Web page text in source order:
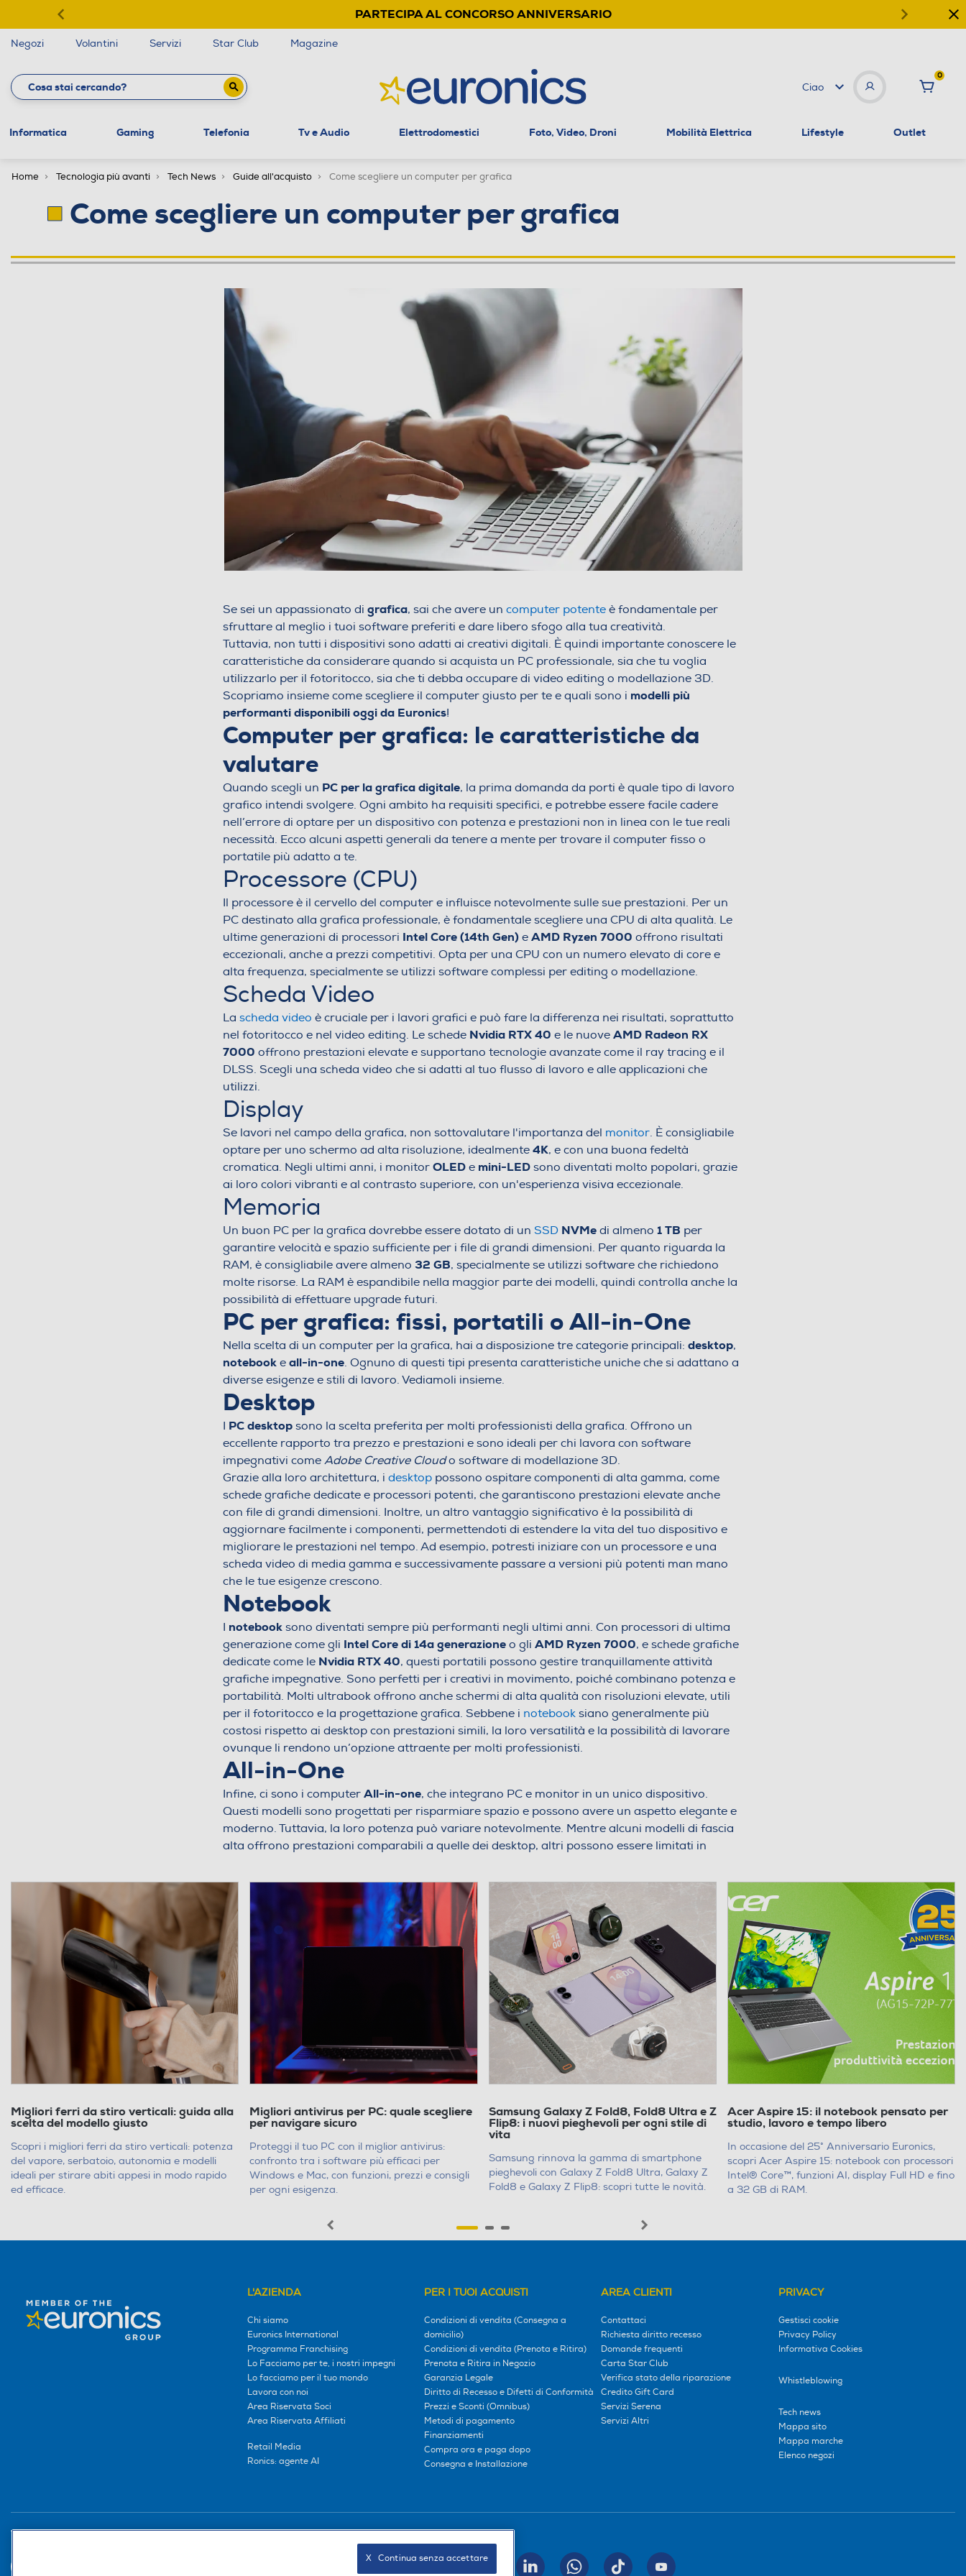
PARTECIPA AL CONCORSO ANNIVERSARIO
Negozi Volantini Servizi Star Club Magazine
Ciao
0
Informatica Gaming Telefonia Tv e Audio Elettrodomestici Foto, Video, Droni Mobilità Elettrica Lifestyle Outlet
Home Tecnologia più avanti Tech News Guide all'acquisto Come scegliere un computer per grafica
Come scegliere un computer per grafica
Se sei un appassionato di grafica, sai che avere un computer potenteè fondamentale per
sfruttare al meglio i tuoi software preferiti e dare libero sfogo alla tua creatività.
Tuttavia, non tutti i dispositivi sono adatti ai creativi digitali. È quindi importante conoscere le
caratteristiche da considerare quando si acquista un PC professionale, sia che tu voglia
utilizzarlo per il fotoritocco, sia che ti debba occupare di video editing o modellazione 3D.
Scopriamo insieme come scegliere il computer giusto per te e quali sono i modelli più
performanti disponibili oggi da Euronics!
Computer per grafica: le caratteristiche da
valutare
Quando scegli un PC per la grafica digitale, la prima domanda da porti è quale tipo di lavoro
grafico intendi svolgere. Ogni ambito ha requisiti specifici, e potrebbe essere facile cadere
nell’errore di optare per un dispositivo con potenza e prestazioni non in linea con le tue reali
necessità. Ecco alcuni aspetti generali da tenere a mente per trovare il computer fisso o
portatile più adatto a te.
Processore (CPU)
Il processore è il cervello del computer e influisce notevolmente sulle sue prestazioni. Per un
PC destinato alla grafica professionale, è fondamentale scegliere una CPU di alta qualità. Le
ultime generazioni di processori Intel Core (14th Gen)e AMD Ryzen 7000 offrono risultati
eccezionali, anche a prezzi competitivi. Opta per una CPU con un numero elevato di core e
alta frequenza, specialmente se utilizzi software complessi per editing o modellazione.
Scheda Video
La scheda video è cruciale per i lavori grafici e può fare la differenza nei risultati, soprattutto
nel fotoritocco e nel video editing. Le schede Nvidia RTX 40 e le nuove AMD Radeon RX
7000 offrono prestazioni elevate e supportano tecnologie avanzate come il ray tracing e il
DLSS. Scegli una scheda video che si adatti al tuo flusso di lavoro e alle applicazioni che
utilizzi.
Display
Se lavori nel campo della grafica, non sottovalutare l'importanza del monitor. È consigliabile
optare per uno schermo ad alta risoluzione, idealmente 4K, e con una buona fedeltà
cromatica. Negli ultimi anni, i monitor OLEDe mini-LEDsono diventati molto popolari, grazie
ai loro colori vibranti e al contrasto superiore, con un'esperienza visiva eccezionale.
Memoria
Un buon PC per la grafica dovrebbe essere dotato di un SSDNVMedi almeno 1 TB per
garantire velocità e spazio sufficiente per i file di grandi dimensioni. Per quanto riguarda la
RAM, è consigliabile avere almeno 32 GB, specialmente se utilizzi software che richiedono
molte risorse. La RAM è espandibile nella maggior parte dei modelli, quindi controlla anche la
possibilità di effettuare upgrade futuri.
PC per grafica: fissi, portatili o All-in-One
Nella scelta di un computer per la grafica, hai a disposizione tre categorie principali: desktop,
notebooke all-in-one. Ognuno di questi tipi presenta caratteristiche uniche che si adattano a
diverse esigenze e stili di lavoro. Vediamoli insieme.
Desktop
I PC desktopsono la scelta preferita per molti professionisti della grafica. Offrono un
eccellente rapporto tra prezzo e prestazioni e sono ideali per chi lavora con software
impegnativi come Adobe Creative Cloudo software di modellazione 3D.
Grazie alla loro architettura, i desktoppossono ospitare componenti di alta gamma, come
schede grafiche dedicate e processori potenti, che garantiscono prestazioni elevate anche
con file di grandi dimensioni. Inoltre, un altro vantaggio significativo è la possibilità di
aggiornare facilmente i componenti, permettendoti di estendere la vita del tuo dispositivo e
migliorare le prestazioni nel tempo. Ad esempio, potresti iniziare con un processore e una
scheda video di media gamma e successivamente passare a versioni più potenti man mano
che le tue esigenze crescono.
Notebook
I notebooksono diventati sempre più performanti negli ultimi anni. Con processori di ultima
generazione come gli Intel Core di 14a generazioneo gli AMD Ryzen 7000, e schede grafiche
dedicate come le Nvidia RTX 40, questi portatili possono gestire tranquillamente attività
grafiche impegnative. Sono perfetti per i creativi in movimento, poiché combinano potenza e
portabilità. Molti ultrabook offrono anche schermi di alta qualità con risoluzioni elevate, utili
per il fotoritocco e la progettazione grafica. Sebbene i notebooksiano generalmente più
costosi rispetto ai desktop con prestazioni simili, la loro versatilità e la possibilità di lavorare
ovunque li rendono un’opzione attraente per molti professionisti.
All-in-One
Infine, ci sono i computer All-in-one, che integrano PC e monitor in un unico dispositivo.
Questi modelli sono progettati per risparmiare spazio e possono avere un aspetto elegante e
moderno. Tuttavia, la loro potenza può variare notevolmente. Mentre alcuni modelli di fascia
alta offrono prestazioni comparabili a quelle dei desktop, altri possono essere limitati in
scelta per chi ha bisogno di un sistema compatto e di facile utilizzo per attività grafiche meno
impegnative o per chi lavora in spazi ridotti. Tuttavia, se la tua attività richiede l’uso di
software di grafica avanzati, potresti dover considerare un desktop o un laptop più potente.
Scegliere il computer giusto per le tue esigenze grafiche è fondamentale per ottimizzare la
tua creatività e produttività. Ricorda che il giusto equilibrio tra prestazioni, portabilità e
prezzo è essenziale per trovare la soluzione migliore per il tuo lavoro.
Per scoprire un’ampia gamma di computer per la grafica e approfittare delle migliori offerte
sul mercato,
visita Euronics : qui troverai sicuramente il dispositivo che fa per te!
Migliori ferri da stiro verticali: guida alla
scelta del modello giusto
Scopri i migliori ferri da stiro verticali: potenza
del vapore, serbatoio, autonomia e modelli
ideali per stirare abiti appesi in modo rapido
ed efficace.
Migliori antivirus per PC: quale scegliere
per navigare sicuro
Proteggi il tuo PC con il miglior antivirus:
confronto tra i software più efficaci per
Windows e Mac, con funzioni, prezzi e consigli
per ogni esigenza.
Samsung Galaxy Z Fold8, Fold8 Ultra e Z
Flip8: i nuovi pieghevoli per ogni stile di
vita
Samsung rinnova la gamma di smartphone
pieghevoli con Galaxy Z Fold8 Ultra, Galaxy Z
Fold8 e Galaxy Z Flip8: scopri tutte le novità.
Acer Aspire 15: il notebook pensato per
studio, lavoro e tempo libero
In occasione del 25° Anniversario Euronics,
scopri Acer Aspire 15: notebook con processori
Intel® Core™, funzioni AI, display Full HD e fino
a 32 GB di RAM.
L'AZIENDA
Chi siamo
Euronics International
Programma Franchising
Lo Facciamo per te, i nostri impegni
Lo facciamo per il tuo mondo
Lavora con noi
Area Riservata Soci
Area Riservata Affiliati
Retail Media
Ronics: agente AI
PER I TUOI ACQUISTI
Condizioni di vendita (Consegna a
domicilio)
Condizioni di vendita (Prenota e Ritira)
Prenota e Ritira in Negozio
Garanzia Legale
Diritto di Recesso e Difetti di Conformità
Prezzi e Sconti (Omnibus)
Metodi di pagamento
Finanziamenti
Compra ora e paga dopo
Consegna e Installazione
AREA CLIENTI
Contattaci
Richiesta diritto recesso
Domande frequenti
Carta Star Club
Verifica stato della riparazione
Credito Gift Card
Servizi Serena
Servizi Altri
PRIVACY
Gestisci cookie
Privacy Policy
Informativa Cookies
Whistleblowing
Tech news
Mappa sito
Mappa marche
Elenco negozi
Trova negozio Seguici sui social
X   Continua senza accettare